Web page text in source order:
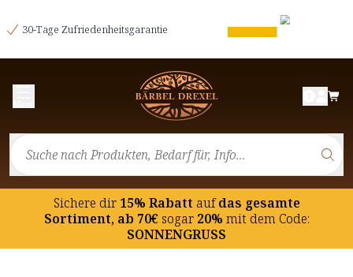
30-Tage Zufriedenheitsgarantie
Sichere dir15% Rabatt aufdas gesamte
Sortiment, ab 70€ sogar20% mit dem Code:
SONNENGRUSS